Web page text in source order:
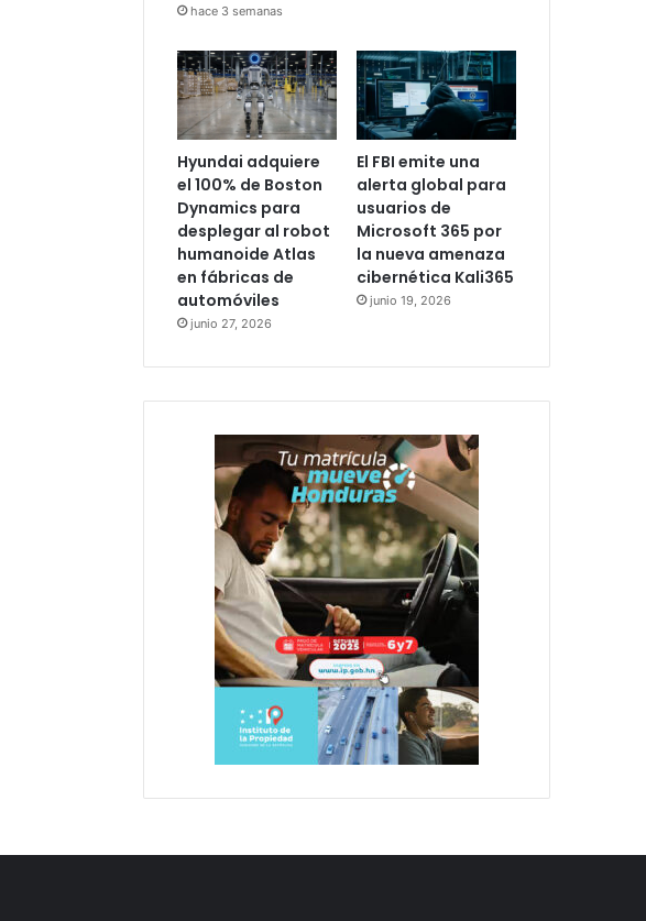
hace 3 semanas
Hyundai adquiere
el 100% de Boston
Dynamics para
desplegar al robot
humanoide Atlas
en fábricas de
automóviles
junio 27, 2026
El FBI emite una
alerta global para
usuarios de
Microsoft 365 por
la nueva amenaza
cibernética Kali365
junio 19, 2026